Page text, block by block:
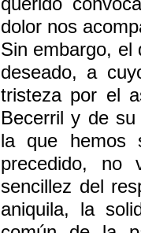
dolor nos
Sin embargo, el
deseado, a
tristeza por el
Becerril y de
la que hemos
precedido, no
sencillez del
aniquila, la